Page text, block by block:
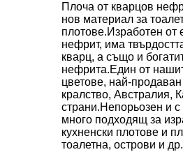
Плоча от кварцов
нов материал за
плотове.Изработен от
нефрит, има
кварц, а също и
нефрита.Един от
цветове, най-
кралство, Австралия,
страни.Непорьозен и с
много подходящ за
кухненски плотове и
тоалетна, острови и др.